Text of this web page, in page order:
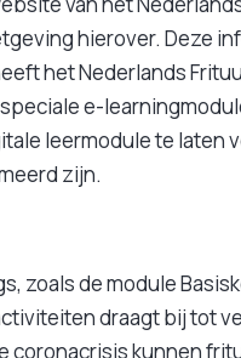
hierover. Deze
het Nederlands
e-
leermodule te laten
zijn.
zoals de module
draagt bij tot
coronacrisis kunnen